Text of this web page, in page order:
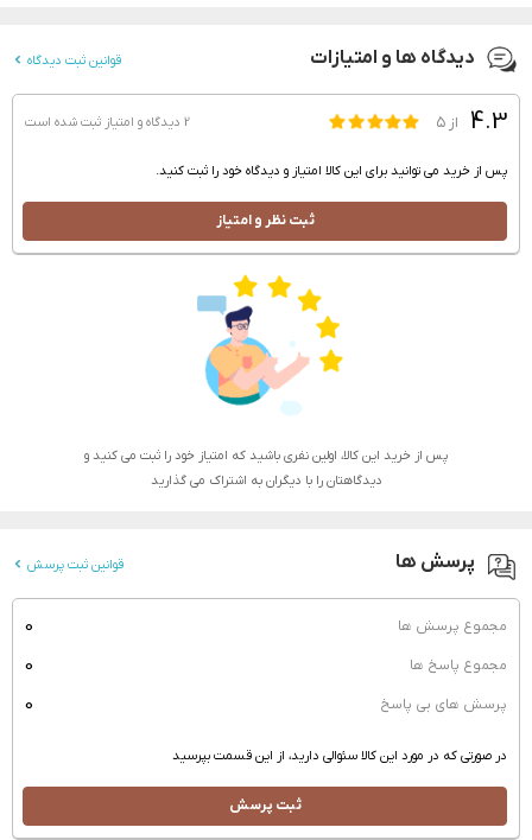
دیدگاه ها و امتیازات قوانین ثبت دیدگاه
4.3 از ۵ 2 دیدگاه و امتیاز ثبت شده است
پس از خرید می توانید برای این کالا امتیاز و دیدگاه خود را ثبت کنید.
ثبت نظر و امتیاز
پس از خرید این کالا، اولین نفری باشید که امتیاز خود را ثبت می کنید و
دیدگاهتان را با دیگران به اشتراک می گذارید
پرسش ها قوانین ثبت پرسش
مجموع پرسش ها 0
مجموع پاسخ ها 0
پرسش های بی پاسخ 0
در صورتی که در مورد این کالا سئوالی دارید، از این قسمت بپرسید
ثبت پرسش